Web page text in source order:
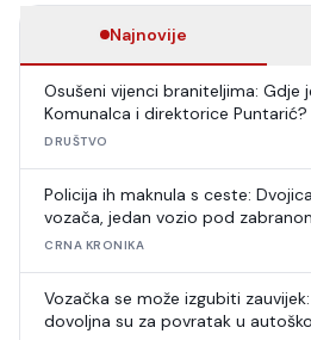
Najnovije
Osušeni vijenci braniteljima: Gdje
Komunalca i direktorice Puntarić?
DRUŠTVO
Policija ih maknula s ceste:
vozača, jedan vozio pod
CRNA KRONIKA
Vozačka se može izgubiti
dovoljna su za povratak u